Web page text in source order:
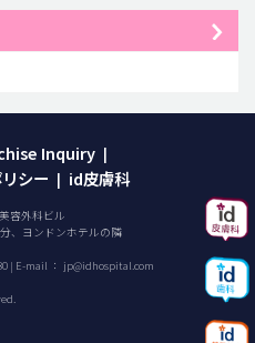
Inquiry |
シー | id皮膚科
容外科ビル
、ヨンドンホテルの隣
| E-mail ： jp@idhospital.com